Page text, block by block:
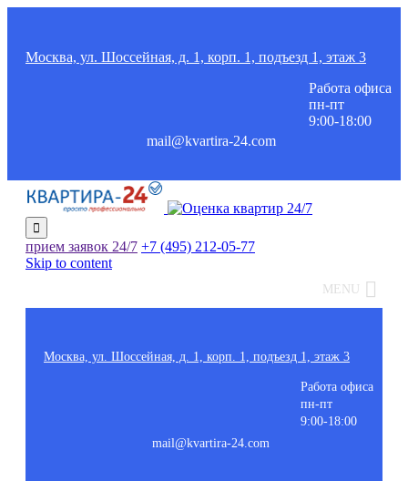
Москва, ул. Шоссейная, д. 1, корп. 1, подъезд 1, этаж 3
Работа офиса
пн-пт
9:00-18:00
mail@kvartira-24.com

прием заявок 24/7 +7 (495) 212-05-77
Skip to content
MENU
Москва, ул. Шоссейная, д. 1, корп. 1, подъезд 1, этаж 3
Работа офиса
пн-пт
9:00-18:00
mail@kvartira-24.com